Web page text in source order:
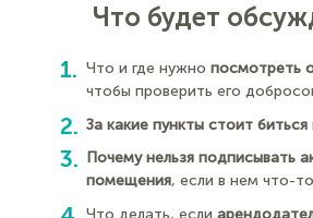
Что будет
Что и где нужно посмотреть
чтобы проверить его
За какие пункты стоит биться
Почему нельзя подписывать
помещения, если в нем что-